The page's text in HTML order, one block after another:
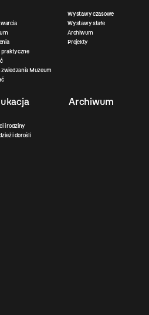
praktyczne
Muzeum
Wystawy czasowe
Wystawy stałe
Archiwum
Projekty
i rodziny
i dorośli
Archiwum